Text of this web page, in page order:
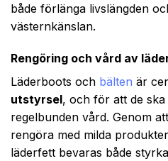
både förlänga livslängden
västernkänslan.
Rengöring och vård av
Läderboots och bälten är
utstyrsel, och för att de
regelbunden vård. Genom
rengöra med milda
läderfett bevaras både